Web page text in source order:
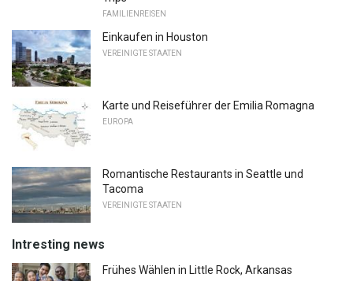
FAMILIENREISEN
Einkaufen in Houston
VEREINIGTE STAATEN
Karte und Reiseführer der Emilia Romagna
EUROPA
Romantische Restaurants in Seattle und
Tacoma
VEREINIGTE STAATEN
Intresting news
Frühes Wählen in Little Rock, Arkansas